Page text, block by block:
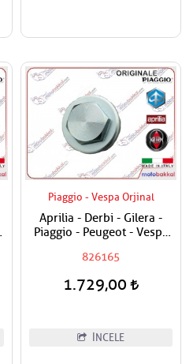
Piaggio - Vespa Orjinal
Aprilia - Derbi - Gilera -
Piaggio - Peugeot - Vespa
- 300 - 400 - 500 - 800 Yağ
826165
1.729,00
İNCELE